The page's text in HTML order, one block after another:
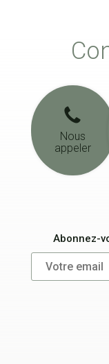
Nous
appeler
Abonnez-